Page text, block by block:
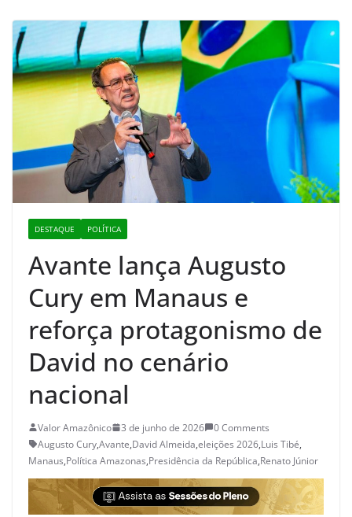
DESTAQUE POLÍTICA
Avante lança Augusto
Cury em Manaus e
reforça protagonismo de
David no cenário
nacional
Valor Amazônico 3 de junho de 2026
0 Comments
Augusto Cury,Avante,David Almeida,eleições 2026,Luis Tibé,
Manaus,Política Amazonas,Presidência da República,Renato Júnior